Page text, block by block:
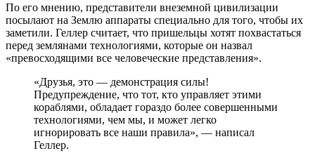
По его мнению, представители внеземной цивилизации
посылают на Землю аппараты специально для того, чтобы их
заметили. Геллер считает, что пришельцы хотят похвастаться
перед землянами технологиями, которые он назвал
«превосходящими все человеческие представления».
«Друзья, это — демонстрация силы!
Предупреждение, что тот, кто управляет этими
кораблями, обладает гораздо более совершенными
технологиями, чем мы, и может легко
игнорировать все наши правила», — написал
Геллер.